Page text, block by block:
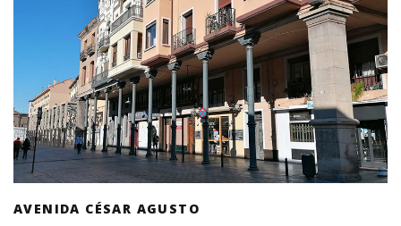
AVENIDA CÉSAR AGUSTO